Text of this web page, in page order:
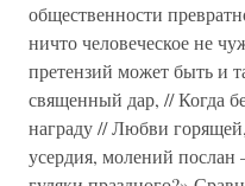
общественности
ничто человеческое не
претензий может быть и
священный дар, // Когда
награду // Любви
усердия, молений послан